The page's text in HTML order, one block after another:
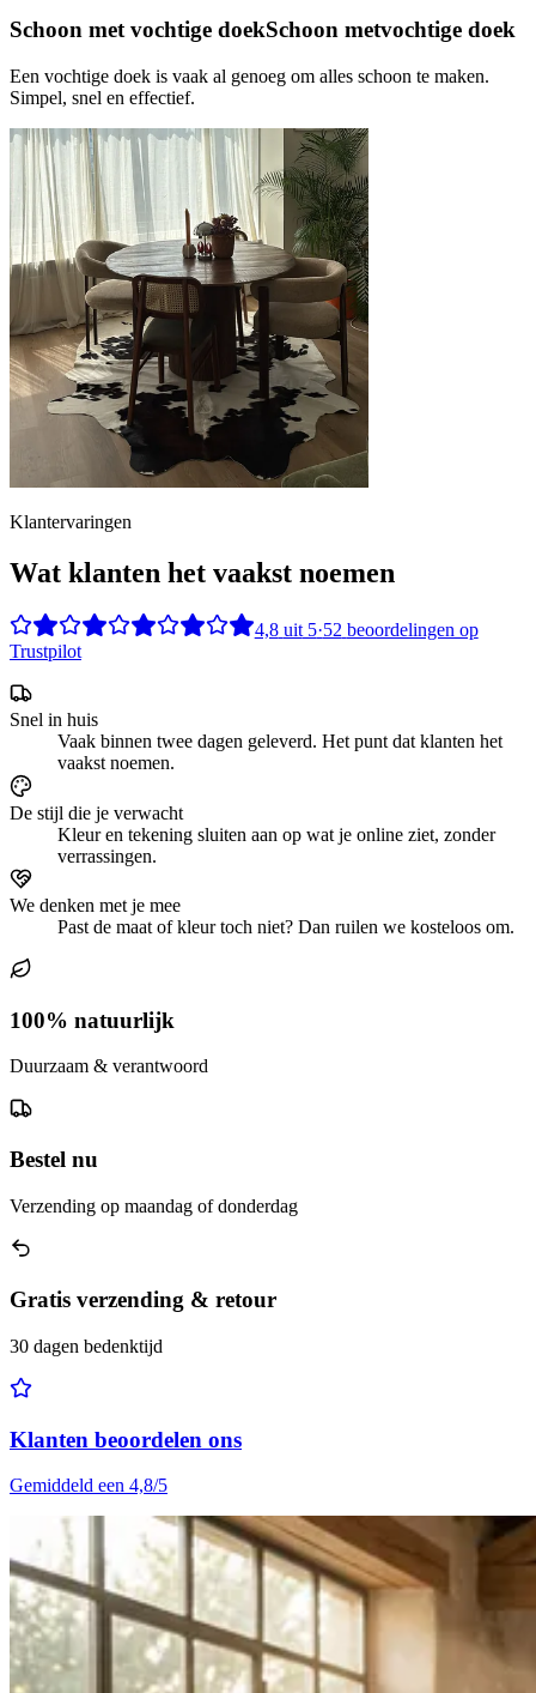
Schoon met vochtige doekSchoon metvochtige doek
Een vochtige doek is vaak al genoeg om alles schoon te maken.
Simpel, snel en effectief.
Klantervaringen
Wat klanten het vaakst noemen
4,8 uit5·52 beoordelingen op
Trustpilot
Snel in huis
Vaak binnen twee dagen geleverd. Het punt dat klanten het
vaakst noemen.
De stijl die je verwacht
Kleur en tekening sluiten aan op wat je online ziet, zonder
verrassingen.
We denken met je mee
Past de maat of kleur toch niet? Dan ruilen we kosteloos om.
100% natuurlijk
Duurzaam & verantwoord
Bestel nu
Verzending op maandag of donderdag
Gratis verzending & retour
30 dagen bedenktijd
Klanten beoordelen ons
Gemiddeld een 4,8/5